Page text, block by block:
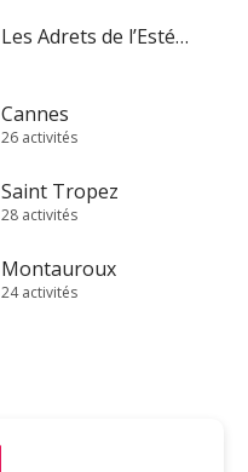
Les Adrets de l’Estérel
Cannes
26 activités
Saint Tropez
28 activités
Montauroux
24 activités